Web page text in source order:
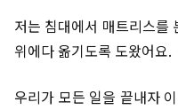
저는 침대에서 매트리스를
위에다 옮기도록 도왔어요.
우리가 모든 일을 끝내자